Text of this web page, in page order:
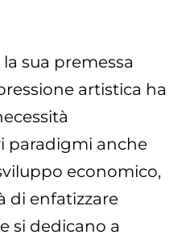
sua premessa
artistica ha
paradigmi anche
economico,
di enfatizzare
si dedicano a